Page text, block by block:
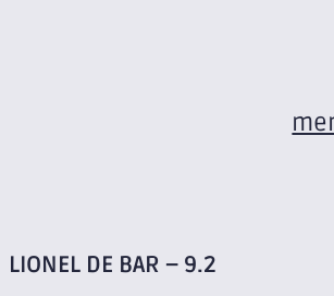
LIONEL DE BAR – 9.2